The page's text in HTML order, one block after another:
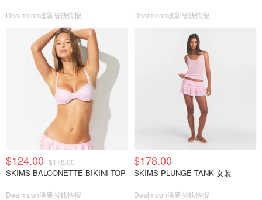
Dealmoon澳新省钱快报 Dealmoon澳新省钱快报
$124.00 $178.00
SKIMS BALCONETTE BIKINI TOP
Dealmoon澳新省钱快报
$178.00
SKIMS PLUNGE TANK 女装
Dealmoon澳新省钱快报